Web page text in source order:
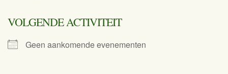
VOLGENDE ACTIVITEIT
Geen aankomende evenementen